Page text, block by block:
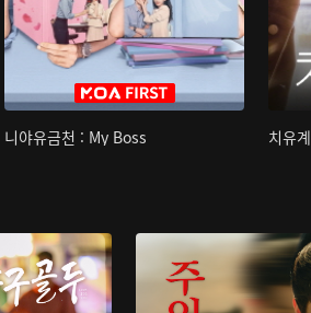
니야유금천 : My Boss 치유